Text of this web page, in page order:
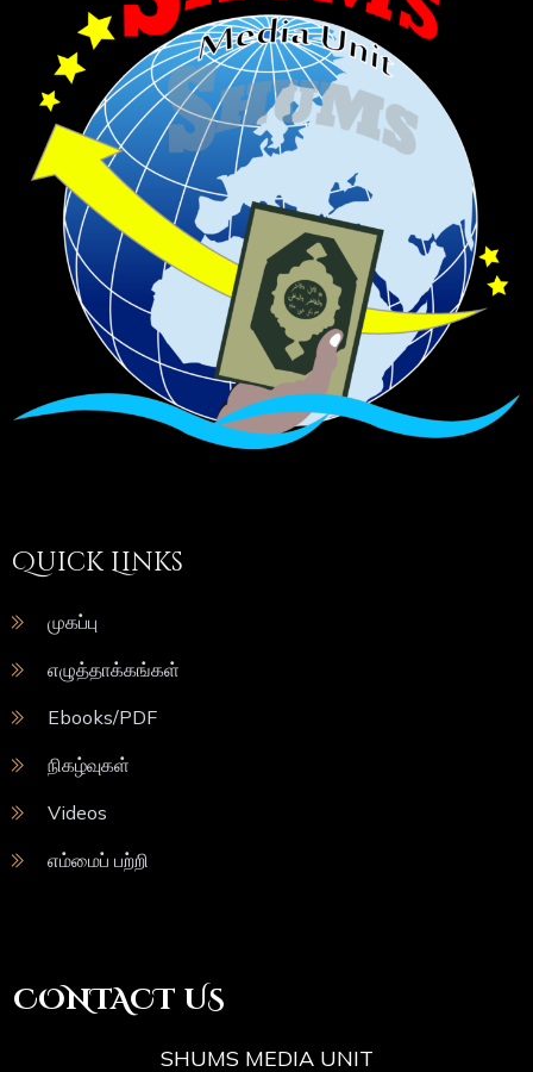
Quick Links
முகப்பு
எழுத்தாக்கங்கள்
Ebooks/PDF
நிகழ்வுகள்
Videos
எம்மைப் பற்றி
CONTACT US
SHUMS MEDIA UNIT